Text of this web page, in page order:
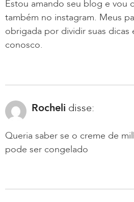
Estou amando seu blog e vou
também no instagram. Meus
obrigada por dividir suas dicas
conosco.
Rocheli disse:
Queria saber se o creme de
pode ser congelado